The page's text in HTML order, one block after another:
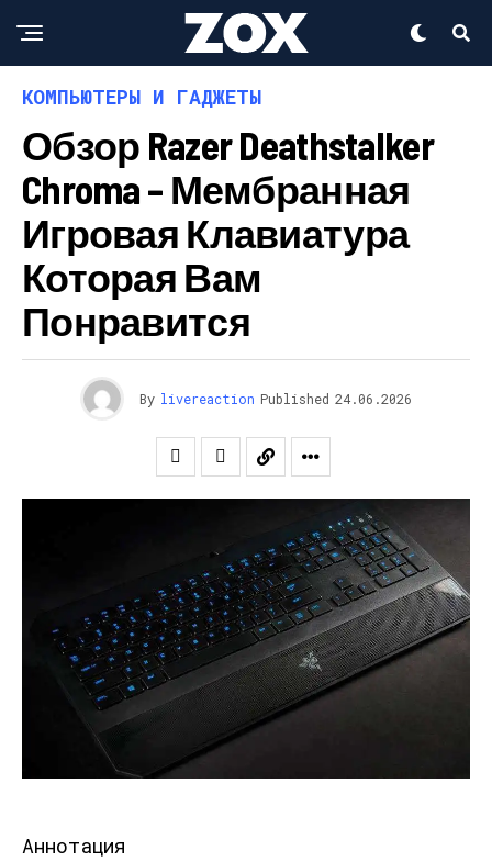
КОМПЬЮТЕРЫ И ГАДЖЕТЫ
Обзор Razer Deathstalker
Chroma – Мембранная
Игровая Клавиатура
Которая Вам
Понравится
By livereaction Published 24.06.2026
Аннотация